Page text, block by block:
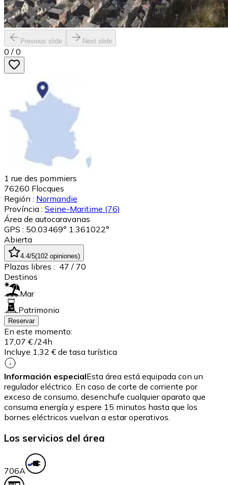
Previous slide Next slide
0 / 0
1 rue des pommiers
76260 Flocques
Región : Normandie
Província : Seine-Maritime (76)
Área de autocaravanas
GPS : 50.03469° 1.361022°
Abierta
4.4/5(102 opiniones)
Plazas libres : 47 / 70
Destinos
Mar
Patrimonio
Reservar
En este momento:
17,07 € /24h
Incluye 1,32 € de tasa turística
Información especialEsta área está equipada con un
regulador eléctrico. En caso de corte de corriente por
exceso de consumo, desenchufe cualquier aparato que
consuma energía y espere 15 minutos hasta que los
bornes eléctricos vuelvan a estar operativos.
Los servicios del área
706A